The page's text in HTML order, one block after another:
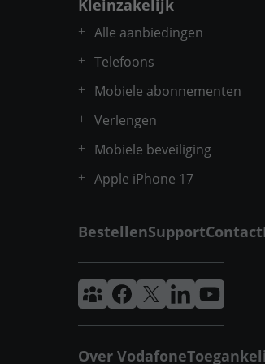
Vodafone. Dé oplossing
sensoren op moeilijk
locaties waarbij lange
Kleinzakelijk
Alle aanbiedingen
Telefoons
Mobiele abonnementen
Verlengen
Mobiele beveiliging
Apple iPhone 17
BestellenSupportContact
Vodafone & Ziggo Community
Vodafone Facebook
Vodafone XVodafoneZiggo
Vodafone
Over Vodafone